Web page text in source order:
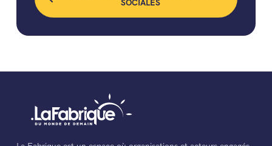
SOCIALES